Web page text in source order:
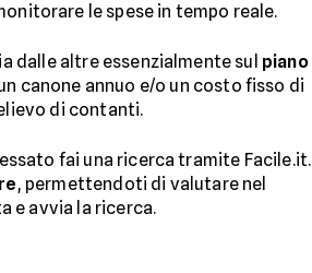
le spese in tempo reale.
dalle altre essenzialmente sul piano
canone annuo e/o un costo fisso di
di contanti.
fai una ricerca tramite Facile.it.
, permettendoti di valutare nel
e avvia la ricerca.